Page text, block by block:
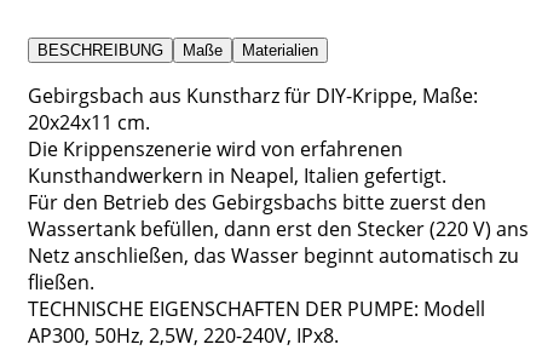
BESCHREIBUNG Maße Materialien
Gebirgsbach aus Kunstharz für DIY-Krippe, Maße:
20x24x11 cm.
Die Krippenszenerie wird von erfahrenen
Kunsthandwerkern in Neapel, Italien gefertigt.
Für den Betrieb des Gebirgsbachs bitte zuerst den
Wassertank befüllen, dann erst den Stecker (220 V) ans
Netz anschließen, das Wasser beginnt automatisch zu
fließen.
TECHNISCHE EIGENSCHAFTEN DER PUMPE: Modell
AP300, 50Hz, 2,5W, 220-240V, IPx8.